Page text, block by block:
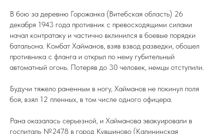
В бою за деревню Горожанка (Витебская область) 26
декабря 1943 года противник с превосходящими силами
начал контратаку и частично вклинился в боевые порядки
батальона. Комбат Хайманов, взяв взвод разведки, обошел
противника с фланга и открыл по нему губительный
автоматный огонь. Потеряв до 30 человек, немцы отступили.
Будучи тяжело раненным в ногу, Хайманов не покинул поля
боя, взял 12 пленных, в том числе одного офицера.
Рана оказалась серьезной, и Хайманова эвакуировали в
госпиталь №2478 в город Кувшиново (Калининская